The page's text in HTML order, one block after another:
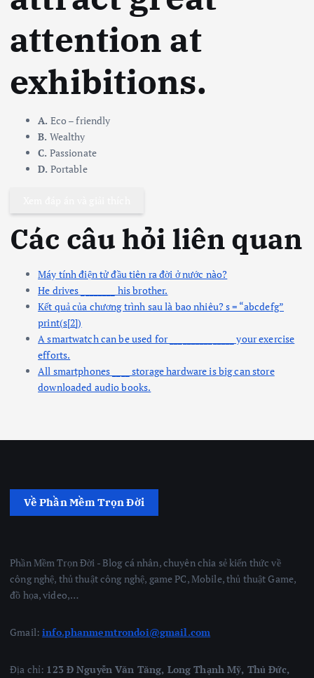
attention at
exhibitions.
A. Eco – friendly
B. Wealthy
C. Passionate
D. Portable
Các câu hỏi liên quan
Máy tính điện tử đầu tiên ra đời ở nước nào?
He drives ________ his brother.
Kết quả của chương trình sau là bao nhiêu? s = “abcdefg”
print(s[2])
A smartwatch can be used for _______________ your exercise
efforts.
All smartphones ____ storage hardware is big can store
downloaded audio books.
Về Phần Mềm Trọn Đời
Phần Mềm Trọn Đời - Blog cá nhân, chuyên chia sẻ kiến thức về
công nghệ, thủ thuật công nghệ, game PC, Mobile, thủ thuật Game,
đồ họa, video,…
Gmail:info.phanmemtrondoi@gmail.com
Địa chỉ: 123 Đ Nguyễn Văn Tăng, Long Thạnh Mỹ, Thủ Đức,